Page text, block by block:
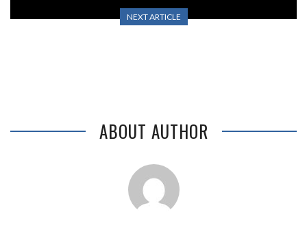
NEXT ARTICLE
ABOUT AUTHOR